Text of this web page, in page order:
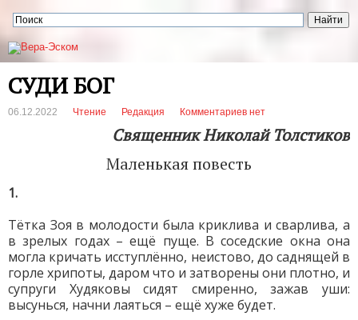
СУДИ БОГ
06.12.2022 Чтение Редакция Комментариев нет
Священник Николай Толстиков
Маленькая повесть
1.
Тётка Зоя в молодости была криклива и сварлива, а
в зрелых годах – ещё пуще. В соседские окна она
могла кричать исступлённо, неистово, до саднящей в
горле хрипоты, даром что и затворены они плотно, и
супруги Худяковы сидят смиренно, зажав уши:
высунься, начни лаяться – ещё хуже будет.